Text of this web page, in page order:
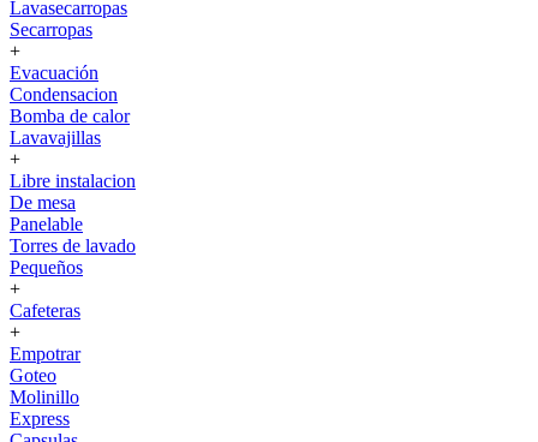
Lavasecarropas
Secarropas
+
Evacuación
Condensacion
Bomba de calor
Lavavajillas
+
Libre instalacion
De mesa
Panelable
Torres de lavado
Pequeños
+
Cafeteras
+
Empotrar
Goteo
Molinillo
Express